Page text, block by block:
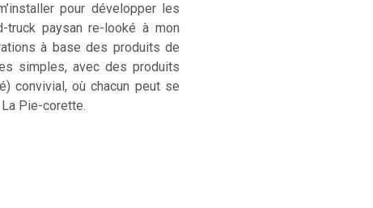
pour développer les
paysan re-looké à mon
à base des produits de
simples, avec des produits
convivial, où chacun peut se
Pie-corette.